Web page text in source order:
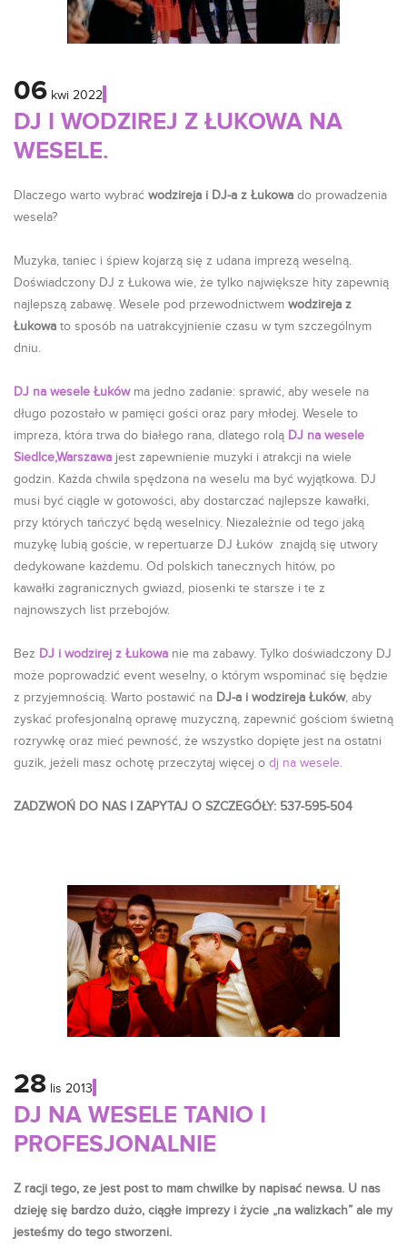
06 kwi 2022
DJ I WODZIREJ Z ŁUKOWA NA
WESELE.
Dlaczego warto wybrać wodzireja i DJ-a z Łukowa do prowadzenia
wesela?
Muzyka, taniec i śpiew kojarzą się z udana imprezą weselną.
Doświadczony DJ z Łukowa wie, że tylko największe hity zapewnią
najlepszą zabawę. Wesele pod przewodnictwem wodzireja z
Łukowa to sposób na uatrakcyjnienie czasu w tym szczególnym
dniu.
DJ na wesele Łukówma jedno zadanie: sprawić, aby wesele na
długo pozostało w pamięci gości oraz pary młodej. Wesele to
impreza, która trwa do białego rana, dlatego rolą DJ na wesele
Siedlce,Warszawa jest zapewnienie muzyki i atrakcji na wiele
godzin. Każda chwila spędzona na weselu ma być wyjątkowa. DJ
musi być ciągle w gotowości, aby dostarczać najlepsze kawałki,
przy których tańczyć będą weselnicy. Niezależnie od tego jaką
muzykę lubią goście, w repertuarze DJ Łuków znajdą się utwory
dedykowane każdemu. Od polskich tanecznych hitów, po
kawałki zagranicznych gwiazd, piosenki te starsze i te z
najnowszych list przebojów.
Bez DJ i wodzirej z Łukowa nie ma zabawy. Tylko doświadczony DJ
może poprowadzić event weselny, o którym wspominać się będzie
z przyjemnością. Warto postawić na DJ-a i wodzireja Łuków, aby
zyskać profesjonalną oprawę muzyczną, zapewnić gościom świetną
rozrywkę oraz mieć pewność, że wszystko dopięte jest na ostatni
guzik, jeżeli masz ochotę przeczytaj więcej o dj na wesele.
ZADZWOŃ DO NAS I ZAPYTAJ O SZCZEGÓŁY: 537-595-504
28 lis 2013
DJ NA WESELE TANIO I
PROFESJONALNIE
Z racji tego, ze jest post to mam chwilke by napisać newsa. U nas
dzieję się bardzo dużo, ciągłe imprezy i życie „na walizkach”ale my
jesteśmy do tego stworzeni.